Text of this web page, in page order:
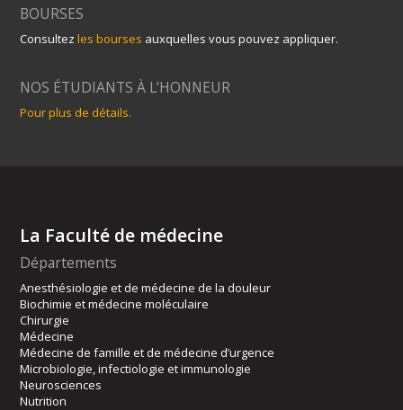
BOURSES
Consultezles bourses auxquelles vous pouvez appliquer.
NOS ÉTUDIANTS À L’HONNEUR
Pour plus de détails.
La Faculté de médecine
Départements
Anesthésiologie et de médecine de la douleur
Biochimie et médecine moléculaire
Chirurgie
Médecine
Médecine de famille et de médecine d’urgence
Microbiologie, infectiologie et immunologie
Neurosciences
Nutrition